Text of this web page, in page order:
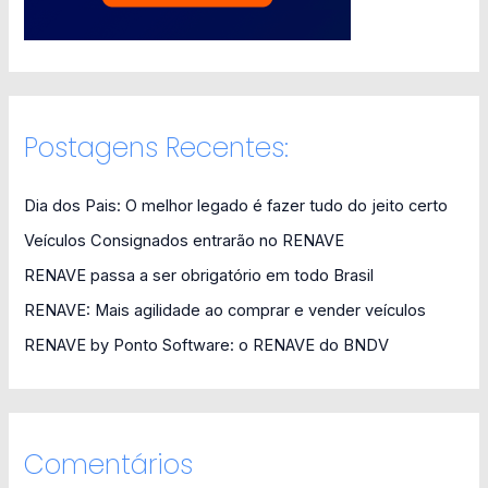
Postagens Recentes:
Dia dos Pais: O melhor legado é fazer tudo do jeito certo
Veículos Consignados entrarão no RENAVE
RENAVE passa a ser obrigatório em todo Brasil
RENAVE: Mais agilidade ao comprar e vender veículos
RENAVE by Ponto Software: o RENAVE do BNDV
Comentários